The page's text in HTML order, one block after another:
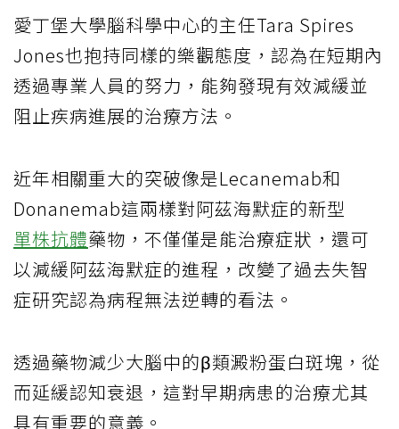
愛丁堡大學腦科學中心的主任Tara Spires
Jones也抱持同樣的樂觀態度，認為在短期內
透過專業人員的努力，能夠發現有效減緩並
阻止疾病進展的治療方法。
近年相關重大的突破像是Lecanemab和
Donanemab這兩樣對阿茲海默症的新型
單株抗體藥物，不僅僅是能治療症狀，還可
以減緩阿茲海默症的進程，改變了過去失智
症研究認為病程無法逆轉的看法。
透過藥物減少大腦中的β類澱粉蛋白斑塊，從
而延緩認知衰退，這對早期病患的治療尤其
具有重要的意義。